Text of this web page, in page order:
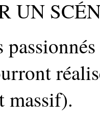
UN
massif).